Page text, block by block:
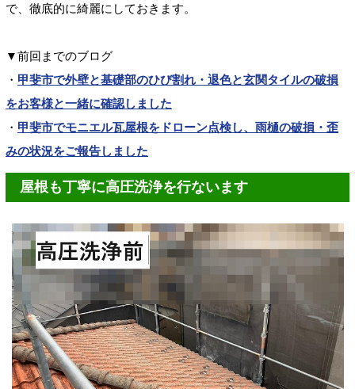
で、徹底的に綺麗にしておきます。
▼前回までのブログ
・ 甲斐市で外壁と基礎部のひび割れ・退色と玄関タイルの破損
をお客様と一緒に確認しました
・ 甲斐市でモニエル瓦屋根をドローン点検し、雨樋の破損・歪
みの状況をご報告しました
屋根も丁寧に高圧洗浄を行ないます